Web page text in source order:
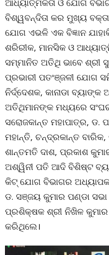
ଆଧ୍ୟାତ୍ମିକତା ଓ ଯୋଗ
ବିଶ୍ୱବନ୍ଦିତା କର ମୁଖ୍ୟ
ଯୋଗ ଏଭଳି ଏକ ବିଜ୍ଞାନ
ଶରିରୀକ, ମାନସିକ ଓ
ସମ୍ମାନିତ ଅତିଥି ଭାବେ ଶ୍ରୀ
ପ୍ରଭାରୀ ପତଂଞ୍ଜଳୀ ଯୋଗ
ନିର୍ଦ୍ଦେଶକ, କାନାଡା
ଅତିଥିମାନଙ୍କ ମଧ୍ୟରେ
ସରୋଜକାନ୍ତ ମହାପାତ୍ର, ଡ.
ମହାନ୍ତି, ଚନ୍ଦ୍ରକାନ୍ତ
ଶାନ୍ତମତି ଦାଶ, ପ୍ରକାଶ
ଅଶ୍ୱିନୀ ପତି ଆଦି ବିଶିଷ୍ଟ
କିଟ୍ ଯୋଗ ବିଭାଗର ଅଧ୍ୟାପକ
ଡ. ସଞ୍ଜୟ କୁମାର ପଣ୍ଡା
ପ୍ରଶିକ୍ଷକ ଶ୍ରୀ ନିଖିଳ କୁମାର
କରିଥିଲେ।